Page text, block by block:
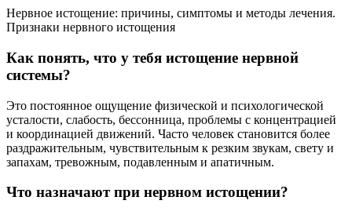
Нервное истощение: причины, симптомы и методы лечения.
Признаки нервного истощения
Как понять, что у тебя истощение нервной
системы?
Это постоянное ощущение физической и психологической
усталости, слабость, бессонница, проблемы с концентрацией
и координацией движений. Часто человек становится более
раздражительным, чувствительным к резким звукам, свету и
запахам, тревожным, подавленным и апатичным.
Что назначают при нервном истощении?